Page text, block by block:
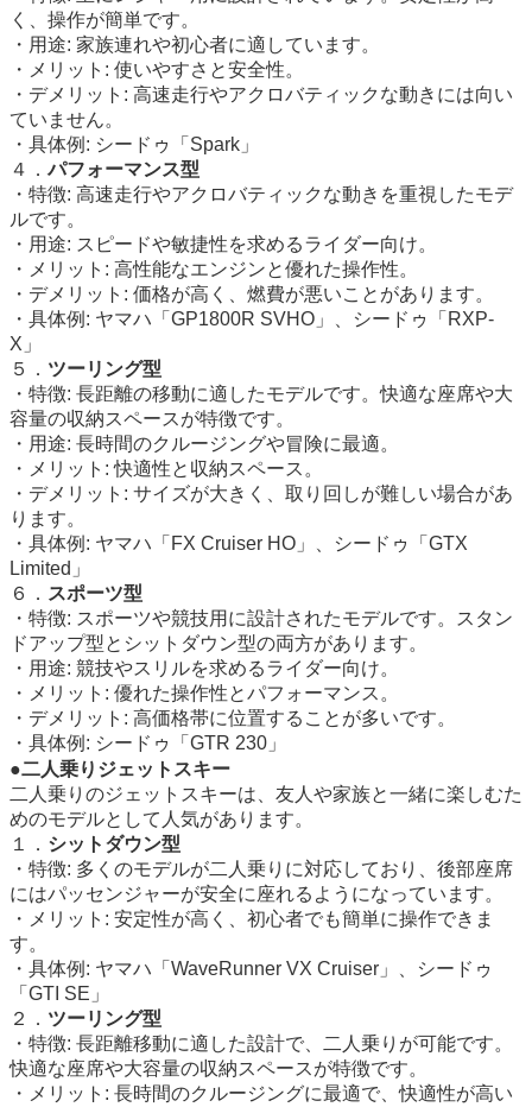
く、操作が簡単です。
・用途: 家族連れや初心者に適しています。
・メリット: 使いやすさと安全性。
・デメリット: 高速走行やアクロバティックな動きには向い
ていません。
・具体例: シードゥ「Spark」
４．パフォーマンス型
・特徴: 高速走行やアクロバティックな動きを重視したモデ
ルです。
・用途: スピードや敏捷性を求めるライダー向け。
・メリット: 高性能なエンジンと優れた操作性。
・デメリット: 価格が高く、燃費が悪いことがあります。
・具体例: ヤマハ「GP1800R SVHO」、シードゥ「RXP-
X」
５． ツーリング型
・特徴: 長距離の移動に適したモデルです。快適な座席や大
容量の収納スペースが特徴です。
・用途: 長時間のクルージングや冒険に最適。
・メリット: 快適性と収納スペース。
・デメリット: サイズが大きく、取り回しが難しい場合があ
ります。
・具体例: ヤマハ「FX Cruiser HO」、シードゥ「GTX
Limited」
６． スポーツ型
・特徴: スポーツや競技用に設計されたモデルです。スタン
ドアップ型とシットダウン型の両方があります。
・用途: 競技やスリルを求めるライダー向け。
・メリット: 優れた操作性とパフォーマンス。
・デメリット: 高価格帯に位置することが多いです。
・具体例: シードゥ「GTR 230」
●二人乗りジェットスキー
二人乗りのジェットスキーは、友人や家族と一緒に楽しむた
めのモデルとして人気があります。
１． シットダウン型
・特徴: 多くのモデルが二人乗りに対応しており、後部座席
にはパッセンジャーが安全に座れるようになっています。
・メリット: 安定性が高く、初心者でも簡単に操作できま
す。
・具体例: ヤマハ「WaveRunner VX Cruiser」、シードゥ
「GTI SE」
２． ツーリング型
・特徴: 長距離移動に適した設計で、二人乗りが可能です。
快適な座席や大容量の収納スペースが特徴です。
・メリット: 長時間のクルージングに最適で、快適性が高い